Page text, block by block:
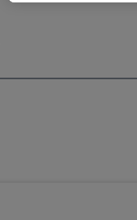
eerder interesse hebt
toegewezen.
inclusief over de